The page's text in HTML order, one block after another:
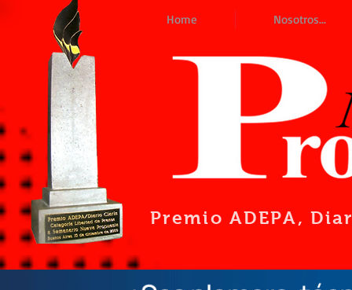
Home Nosotros...
Premio ADEPA,